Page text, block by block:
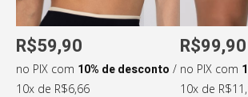
R$59,90
no PIX com 10% de desconto /
10x de R$6,66
R$99,90
no PIX com
10x de